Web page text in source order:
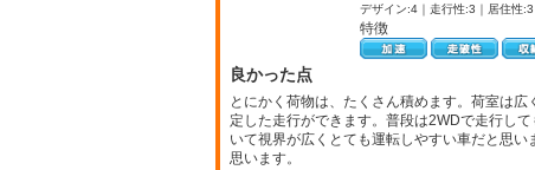
デザイン:4｜走行性:3｜居住性
特徴
良かった点
とにかく荷物は、たくさん積めます。荷室は
定した走行ができます。普段は2WDで走行し
いて視界が広くとても運転しやすい車だと思
思います。